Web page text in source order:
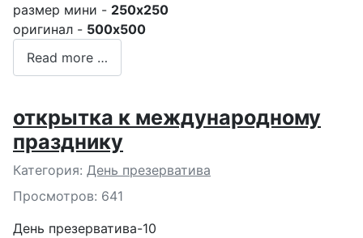
размер мини - 250x250
оригинал - 500x500
Read more …
открытка к международному
празднику
Подробности
Категория: День презерватива
Просмотров: 641
День презерватива-10